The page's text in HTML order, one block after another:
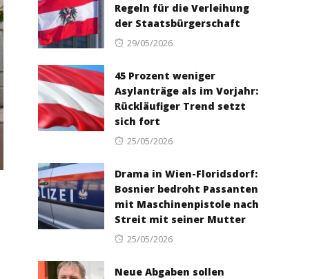
Regeln für die Verleihung
der Staatsbürgerschaft
Posted
29/05/2026
45 Prozent weniger
Asylanträge als im Vorjahr:
Rückläufiger Trend setzt
sich fort
Posted
25/05/2026
Drama in Wien-Floridsdorf:
Bosnier bedroht Passanten
mit Maschinenpistole nach
Streit mit seiner Mutter
Posted
25/05/2026
Neue Abgaben sollen